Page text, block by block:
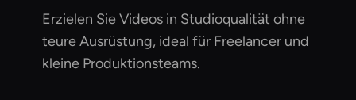
Erzielen Sie Videos in Studioqualität ohne
teure Ausrüstung, ideal für Freelancer und
kleine Produktionsteams.